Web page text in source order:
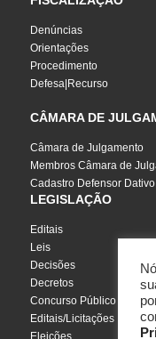
Denúncias
Orientações
Procedimento
Defesa|Recurso
CÂMARA DE
Câmara de Julgamento
Membros Câmara de
Cadastro Defensor Dativo
LEGISLAÇÃO
Editais
Leis
Decisões
Decretos
Concurso Público
Editais/Licitações
Eleições